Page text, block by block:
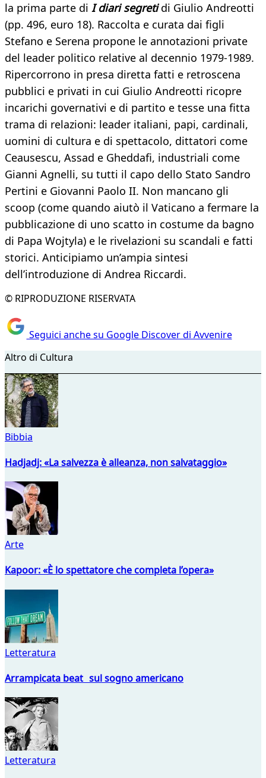
la prima parte di I diari segretidi Giulio Andreotti
(pp. 496, euro 18). Raccolta e curata dai figli
Stefano e Serena propone le annotazioni private
del leader politico relative al decennio 1979-1989.
Ripercorrono in presa diretta fatti e retroscena
pubblici e privati in cui Giulio Andreotti ricopre
incarichi governativi e di partito e tesse una fitta
trama di relazioni: leader italiani, papi, cardinali,
uomini di cultura e di spettacolo, dittatori come
Ceausescu, Assad e Gheddafi, industriali come
Gianni Agnelli, su tutti il capo dello Stato Sandro
Pertini e Giovanni Paolo II. Non mancano gli
scoop (come quando aiutò il Vaticano a fermare la
pubblicazione di uno scatto in costume da bagno
di Papa Wojtyla) e le rivelazioni su scandali e fatti
storici. Anticipiamo un’ampia sintesi
dell’introduzione di Andrea Riccardi.
© RIPRODUZIONE RISERVATA
Seguici anche su Google Discover di Avvenire
Altro di Cultura
Bibbia
Hadjadj: «La salvezza è alleanza, non salvataggio»
Arte
Kapoor: «È lo spettatore che completa l’opera»
Letteratura
Arrampicata beat sul sogno americano
Letteratura